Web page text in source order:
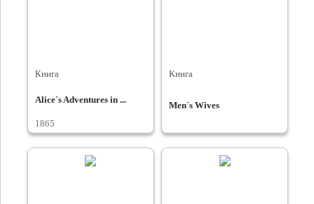
Книга
Alice`s Adventures in ...
1865
Книга
Men`s Wives